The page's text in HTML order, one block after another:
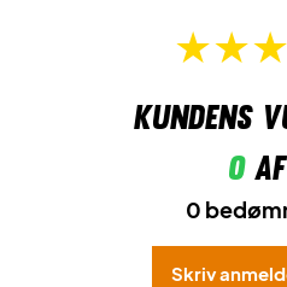
Kundens
0af
0
Skriv